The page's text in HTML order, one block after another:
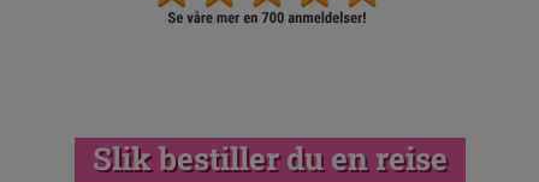
og gratis tilgang til loungen med velkomstdrink, snacks
Slik bestiller du en reise